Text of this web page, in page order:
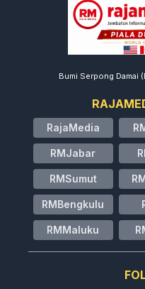
Bumi Serpong Damai
RajaMedia
RMJabar
RMSumut
RMBengkulu
RMMaluku